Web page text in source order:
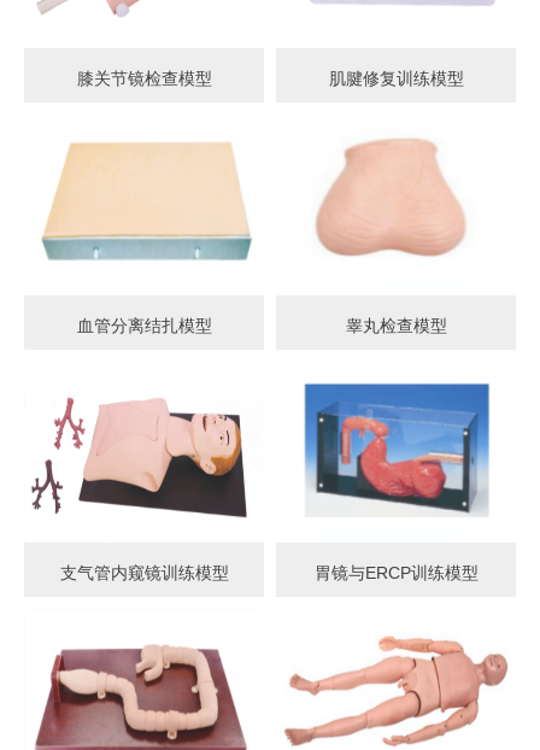
膝关节镜检查模型 肌腱修复训练模型
血管分离结扎模型 睾丸检查模型
支气管内窥镜训练模型 胃镜与ERCP训练模型